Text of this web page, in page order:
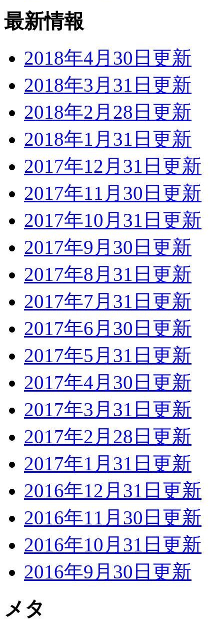
最新情報
2018年4月30日更新
2018年3月31日更新
2018年2月28日更新
2018年1月31日更新
2017年12月31日更新
2017年11月30日更新
2017年10月31日更新
2017年9月30日更新
2017年8月31日更新
2017年7月31日更新
2017年6月30日更新
2017年5月31日更新
2017年4月30日更新
2017年3月31日更新
2017年2月28日更新
2017年1月31日更新
2016年12月31日更新
2016年11月30日更新
2016年10月31日更新
2016年9月30日更新
メタ